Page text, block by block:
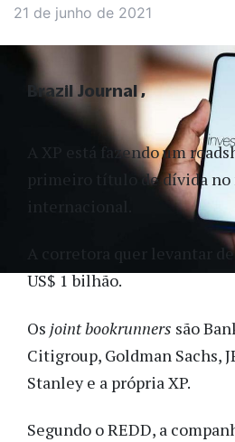
21 de junho de 2021
A XP está fazendo um
primeiro título de dívida no
internacional.
A corretora quer levantar
US$ 1 bilhão.
Os joint bookrunners são
Citigroup, Goldman Sachs,
Stanley e a própria XP.
Segundo o REDD, a
Brazil Journal